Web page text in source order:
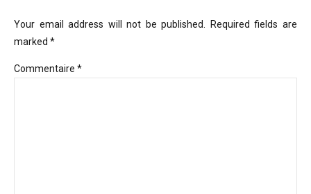
Your email address will not be published. Required fields are
marked *
Commentaire *